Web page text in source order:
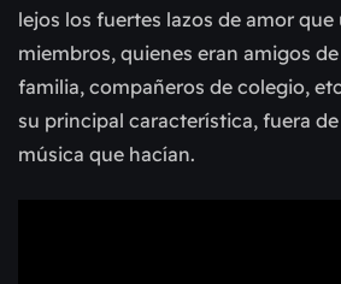
lejos los fuertes lazos de amor que
miembros, quienes eran amigos
familia, compañeros de colegio,
su principal característica, fuera
música que hacían.